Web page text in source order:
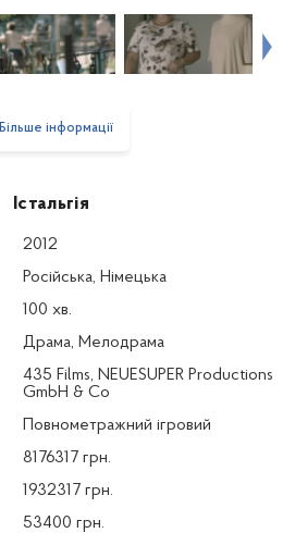
Більше інформації
Істальгія
2012
Російська, Німецька
100 хв.
Драма, Мелодрама
435 Films, NEUESUPER Productions
GmbH & Co
Повнометражний ігровий
8176317 грн.
1932317 грн.
53400 грн.